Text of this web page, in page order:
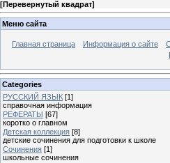
[Перевернутый квадрат]
Меню сайта
Главная страница Информация о сайте
Categories
РУССКИЙ ЯЗЫК [1]
справочная информация
РЕФЕРАТЫ [67]
коротко о главном
Детская коллекция [8]
детские сочинения для подготовки к школе
Сочинения [1]
школьные сочинения